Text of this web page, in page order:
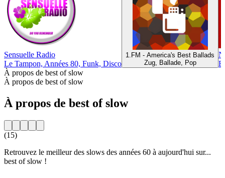
Sensuelle Radio
Le Tampon, Années 80, Funk, Disco
1.FM - America's Best Ballads
Zug, Ballade, Pop
À propos de best of slow
À propos de best of slow
À propos de best of slow
(15)
Retrouvez le meilleur des slows des années 60 à aujourd'hui sur...
best of slow !